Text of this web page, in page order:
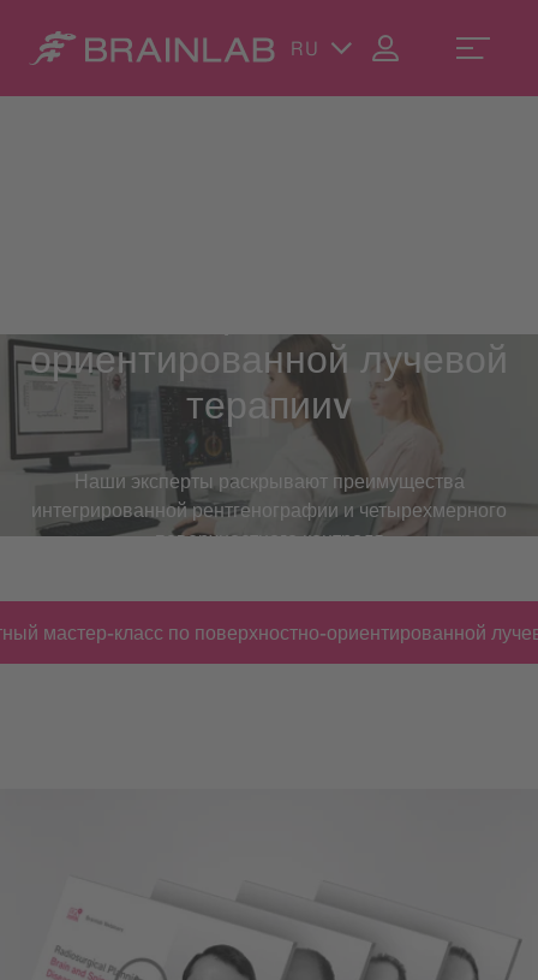
RU
ориентированной лучевой
терапииv
Наши эксперты раскрывают преимущества
интегрированной рентгенографии и четырехмерного
поверхностного контроля
мастер-класс по поверхностно-ориентированной